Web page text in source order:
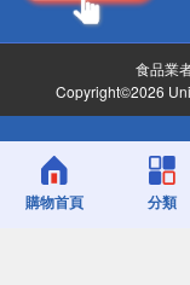
食品業
Copyright©2026
購物首頁 分類